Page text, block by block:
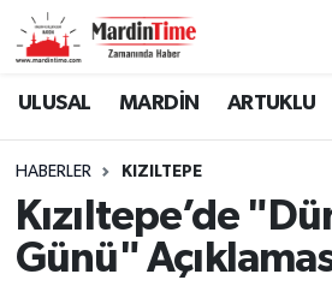
ULUSAL MARDİN ARTUKLU
HABERLER KIZILTEPE
Kızıltepe’de
Günü"
Mardin Nöbetçi Eczaneler
Mardin Namaz Vakitleri
Mardin Trafik Yoğunluk